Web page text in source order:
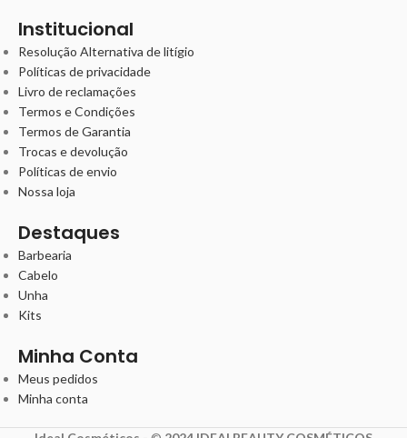
Institucional
Resolução Alternativa de litígio
Políticas de privacidade
Livro de reclamações
Termos e Condições
Termos de Garantia
Trocas e devolução
Políticas de envio
Nossa loja
Destaques
Barbearia
Cabelo
Unha
Kits
Minha Conta
Meus pedidos
Minha conta